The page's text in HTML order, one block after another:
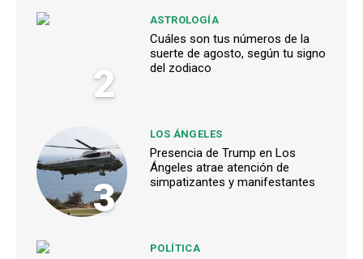
2
ASTROLOGÍA
Cuáles son tus números de la
suerte de agosto, según tu signo
del zodiaco
3
LOS ÁNGELES
Presencia de Trump en Los
Ángeles atrae atención de
simpatizantes y manifestantes
POLÍTICA